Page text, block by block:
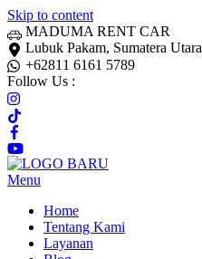
Skip to content
MADUMA RENT CAR
Lubuk Pakam, Sumatera Utara
+62811 6161 5789
Follow Us :
Menu
Home
Tentang Kami
Layanan